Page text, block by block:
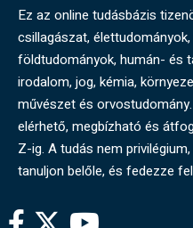
Ez az online tudásbázis
csillagászat,
földtudományok, humán- és
irodalom, jog, kémia,
művészet és
elérhető, megbízható és
Z-ig. A tudás nem
tanuljon belőle, és fedezze